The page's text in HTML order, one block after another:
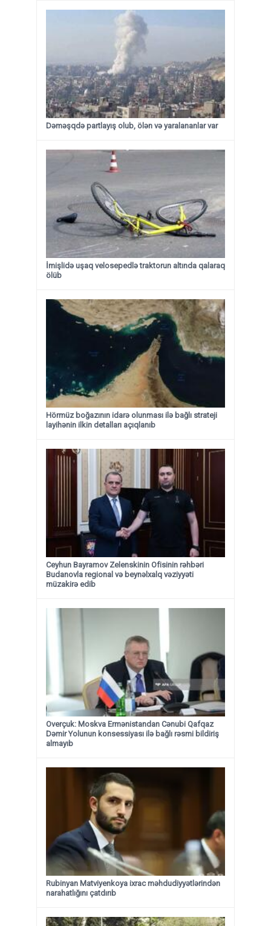
Dəməşqdə partlayış olub, ölən və yaralananlar var
İmişlidə uşaq velosepedlə traktorun altında qalaraq
ölüb
Hörmüz boğazının idarə olunması ilə bağlı strateji
layihənin ilkin detalları açıqlanıb
Ceyhun Bayramov Zelenskinin Ofisinin rəhbəri
Budanovla regional və beynəlxalq vəziyyəti
müzakirə edib
Overçuk: Moskva Ermənistandan Cənubi Qafqaz
Dəmir Yolunun konsessiyası ilə bağlı rəsmi bildiriş
almayıb
Rubinyan Matviyenkoya ixrac məhdudiyyətlərindən
narahatlığını çatdırıb